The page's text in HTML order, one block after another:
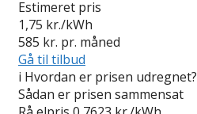
Estimeret pris
1,75 kr./kWh
585 kr. pr. måned
Gå til tilbud
i Hvordan er prisen udregnet?
Sådan er prisen sammensat